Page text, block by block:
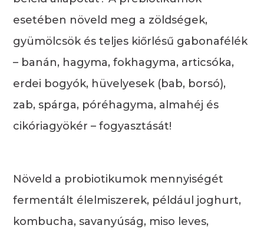
esetében növeld meg a zöldségek,
gyümölcsök és teljes kiőrlésű gabonafélék
– banán, hagyma, fokhagyma, articsóka,
erdei bogyók, hüvelyesek (bab, borsó),
zab, spárga, póréhagyma, almahéj és
cikóriagyökér – fogyasztását!
Növeld a probiotikumok mennyiségét
fermentált élelmiszerek, például joghurt,
kombucha, savanyúság, miso leves,